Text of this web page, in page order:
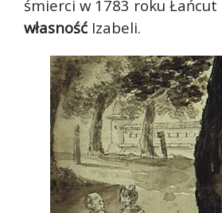
śmierci w 1783 roku Łańcut
własność Izabeli.